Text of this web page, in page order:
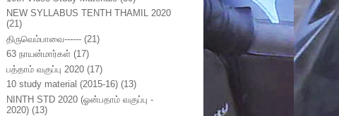
NEW SYLLABUS TENTH THAMIL 2020
(21)
திருவெம்பாவை------ (21)
63 நாயன்மார்கள் (17)
பத்தாம் வகுப்பு 2020 (17)
10 study material (2015-16) (13)
NINTH STD 2020 (ஓன்பதாம் வகுப்பு -
2020) (13)